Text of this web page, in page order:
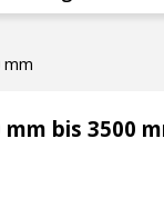
mm
bis 3500